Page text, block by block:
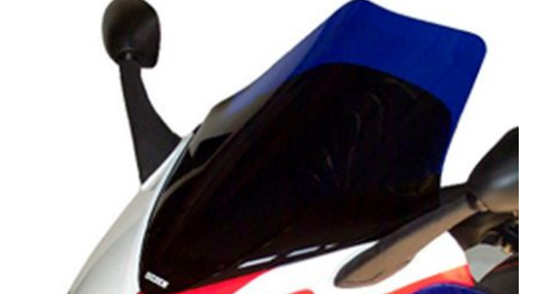
MX, ENDURO ET TRIAL
HIGH TECH MOTO
AIRBAG MOTO
PIÈCES MOTO ET OUTILLAGE
ACCESSOIRES MOTO
BAGAGERIE MOTO